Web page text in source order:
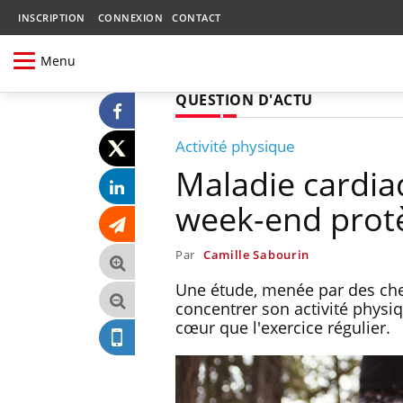
INSCRIPTION CONNEXION CONTACT
Menu
QUESTION D'ACTU
Activité physique
Maladie
week-end
Par Camille Sabourin
Une étude, menée par des
concentrer son activité
cœur que l'exercice régulier.